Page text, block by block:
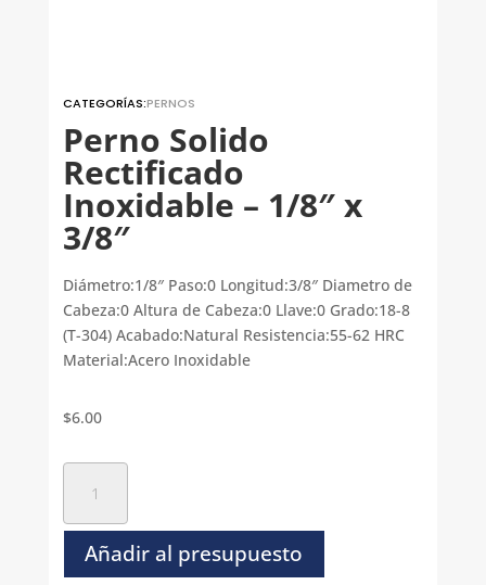
CATEGORÍAS:PERNOS
Perno Solido
Rectificado
Inoxidable – 1/8″ x
3/8″
Diámetro:1/8″ Paso:0 Longitud:3/8″ Diametro de
Cabeza:0 Altura de Cabeza:0 Llave:0 Grado:18-8
(T-304) Acabado:Natural Resistencia:55-62 HRC
Material:Acero Inoxidable
$6.00
Solido
Rectificado
Inoxidable
-
Añadir al presupuesto